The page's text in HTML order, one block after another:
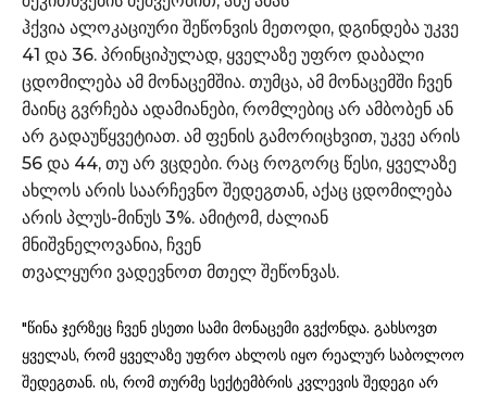
ჰქვია ალოკაციური შეწონვის მეთოდი, დგინდება უკვე
41 და 36. პრინციპულად, ყველაზე უფრო დაბალი
ცდომილება ამ მონაცემშია. თუმცა, ამ მონაცემში ჩვენ
მაინც გვრჩება ადამიანები, რომლებიც არ ამბობენ ან
არ გადაუწყვეტიათ. ამ ფენის გამორიცხვით, უკვე არის
56 და 44, თუ არ ვცდები. რაც როგორც წესი, ყველაზე
ახლოს არის საარჩევნო შედეგთან, აქაც ცდომილება
არის პლუს-მინუს 3%. ამიტომ, ძალიან
მნიშვნელოვანია, ჩვენ
თვალყური ვადევნოთ მთელ შეწონვას.
"წინა ჯერზეც ჩვენ ესეთი სამი მონაცემი გვქონდა. გახსოვთ
ყველას, რომ ყველაზე უფრო ახლოს იყო რეალურ საბოლოო
შედეგთან. ის, რომ თურმე სექტემბრის კვლევის შედეგი არ